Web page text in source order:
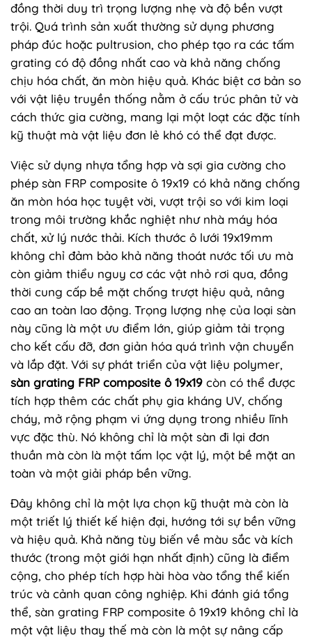
đồng thời duy trì trọng lượng nhẹ và độ bền vượt
trội. Quá trình sản xuất thường sử dụng phương
pháp đúc hoặc pultrusion, cho phép tạo ra các tấm
grating có độ đồng nhất cao và khả năng chống
chịu hóa chất, ăn mòn hiệu quả. Khác biệt cơ bản so
với vật liệu truyền thống nằm ở cấu trúc phân tử và
cách thức gia cường, mang lại một loạt các đặc tính
kỹ thuật mà vật liệu đơn lẻ khó có thể đạt được.
Việc sử dụng nhựa tổng hợp và sợi gia cường cho
phép sàn FRP composite ô 19x19 có khả năng chống
ăn mòn hóa học tuyệt vời, vượt trội so với kim loại
trong môi trường khắc nghiệt như nhà máy hóa
chất, xử lý nước thải. Kích thước ô lưới 19x19mm
không chỉ đảm bảo khả năng thoát nước tối ưu mà
còn giảm thiểu nguy cơ các vật nhỏ rơi qua, đồng
thời cung cấp bề mặt chống trượt hiệu quả, nâng
cao an toàn lao động. Trọng lượng nhẹ của loại sàn
này cũng là một ưu điểm lớn, giúp giảm tải trọng
cho kết cấu đỡ, đơn giản hóa quá trình vận chuyển
và lắp đặt. Với sự phát triển của vật liệu polymer,
sàn grating FRP composite ô 19x19 còn có thể được
tích hợp thêm các chất phụ gia kháng UV, chống
cháy, mở rộng phạm vi ứng dụng trong nhiều lĩnh
vực đặc thù. Nó không chỉ là một sàn đi lại đơn
thuần mà còn là một tấm lọc vật lý, một bề mặt an
toàn và một giải pháp bền vững.
Đây không chỉ là một lựa chọn kỹ thuật mà còn là
một triết lý thiết kế hiện đại, hướng tới sự bền vững
và hiệu quả. Khả năng tùy biến về màu sắc và kích
thước (trong một giới hạn nhất định) cũng là điểm
cộng, cho phép tích hợp hài hòa vào tổng thể kiến
trúc và cảnh quan công nghiệp. Khi đánh giá tổng
thể, sàn grating FRP composite ô 19x19 không chỉ là
một vật liệu thay thế mà còn là một sự nâng cấp